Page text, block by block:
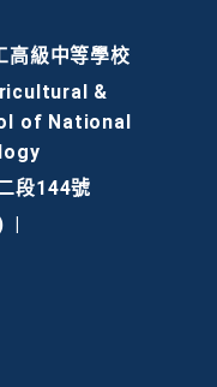
高級中等學校
&
of National
段144號